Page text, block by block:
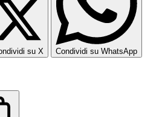
su X Condividi su WhatsApp